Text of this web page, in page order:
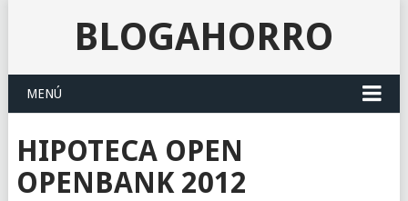
BLOGAHORRO
MENÚ
HIPOTECA OPEN
OPENBANK 2012